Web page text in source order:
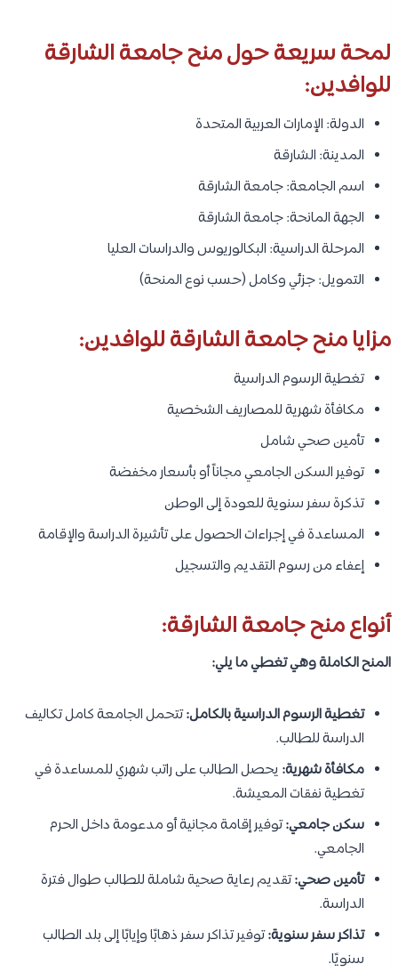
لمحة سريعة حول منح جامعة الشارقة
للوافدين:
الدولة: الإمارات العربية المتحدة
المدينة: الشارقة
اسم الجامعة: جامعة الشارقة
الجهة المانحة: جامعة الشارقة
المرحلة الدراسية: البكالوريوس والدراسات العليا
التمويل: جزئي وكامل (حسب نوع المنحة)
مزايا منح جامعة الشارقة للوافدين:
تغطية الرسوم الدراسية
مكافأة شهرية للمصاريف الشخصية
تأمين صحي شامل
توفير السكن الجامعي مجاناً أو بأسعار مخفضة
تذكرة سفر سنوية للعودة إلى الوطن
المساعدة في إجراءات الحصول على تأشيرة الدراسة والإقامة
إعفاء من رسوم التقديم والتسجيل
أنواع منح جامعة الشارقة:
المنح الكاملة وهي تغطي ما يلي:
تغطية الرسوم الدراسية بالكامل:تتحمل الجامعة كامل تكاليف
الدراسة للطالب.
مكافأة شهرية: يحصل الطالب على راتب شهري للمساعدة في
تغطية نفقات المعيشة.
سكن جامعي:توفير إقامة مجانية أو مدعومة داخل الحرم
الجامعي.
تأمين صحي:تقديم رعاية صحية شاملة للطالب طوال فترة
الدراسة.
تذاكر سفر سنوية:توفير تذاكر سفر ذهابًا وإيابًا إلى بلد الطالب
سنويًا.